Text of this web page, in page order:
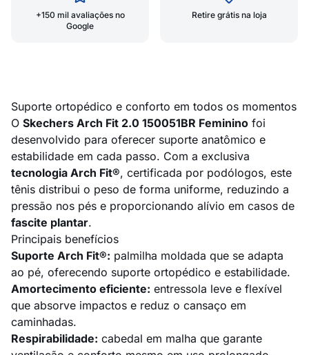
+150 mil avaliações no
Google
Retire grátis na loja
Suporte ortopédico e conforto em todos os momentos
O Skechers Arch Fit 2.0 150051BR Feminino foi
desenvolvido para oferecer suporte anatômico e
estabilidade em cada passo. Com a exclusiva
tecnologia Arch Fit®, certificada por podólogos, este
tênis distribui o peso de forma uniforme, reduzindo a
pressão nos pés e proporcionando alívio em casos de
fascite plantar.
Principais benefícios
Suporte Arch Fit®: palmilha moldada que se adapta
ao pé, oferecendo suporte ortopédico e estabilidade.
Amortecimento eficiente: entressola leve e flexível
que absorve impactos e reduz o cansaço em
caminhadas.
Respirabilidade: cabedal em malha que garante